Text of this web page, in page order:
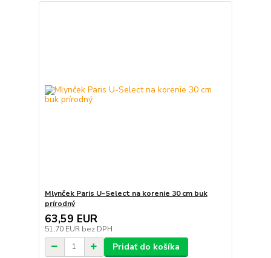
Mlynček Paris U-Select na korenie 30 cm buk
prírodný
63,59 EUR
51,70 EUR bez DPH
Pridať do košíka